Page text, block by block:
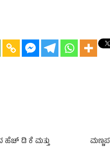
ಡಿ ಕೆ ಮತ್ತು